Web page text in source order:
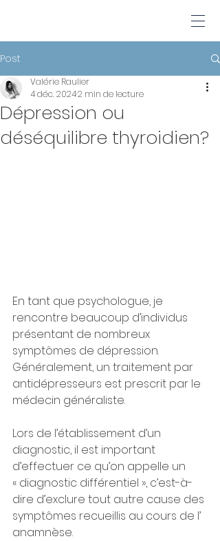
Post
Dépression ou
déséquilibre thyroidien?
Valérie Raulier
4 déc. 20242 min de lecture
En tant que psychologue, je
rencontre beaucoup d’individus
présentant de nombreux
symptômes de dépression.
Généralement, un traitement par
antidépresseurs est prescrit par le
médecin généraliste.
Lors de l’établissement d’un
diagnostic, il est important
d’effectuer ce qu’on appelle un
« diagnostic différentiel », c’est-à-
dire d’exclure tout autre cause des
symptômes recueillis au cours de l’
anamnèse.